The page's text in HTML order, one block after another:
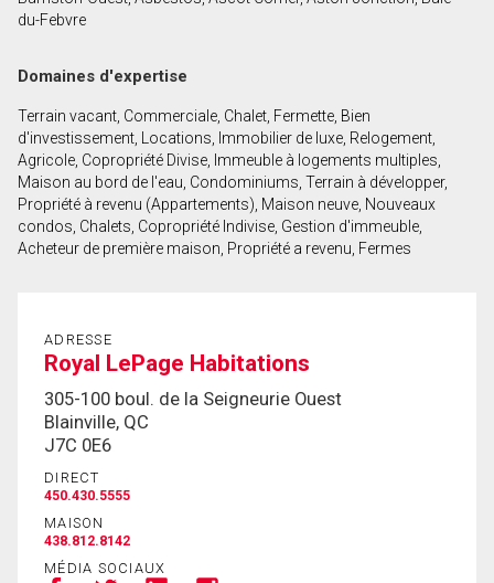
consentez à nos conditions d'utilisation et vous
nous fournissez l'autorisation écrite de
communiquer avec vous.
du-Febvre
Domaines d'expertise
Terrain vacant, Commerciale, Chalet, Fermette, Bien
d'investissement, Locations, Immobilier de luxe, Relogement,
Agricole, Copropriété Divise, Immeuble à logements multiples,
Maison au bord de l'eau, Condominiums, Terrain à développer,
Propriété à revenu (Appartements), Maison neuve, Nouveaux
condos, Chalets, Copropriété Indivise, Gestion d'immeuble,
Acheteur de première maison, Propriété a revenu, Fermes
ADRESSE
Royal LePage Habitations
305-100 boul. de la Seigneurie Ouest
Blainville, QC
J7C 0E6
DIRECT
450.430.5555
MAISON
438.812.8142
MÉDIA SOCIAUX